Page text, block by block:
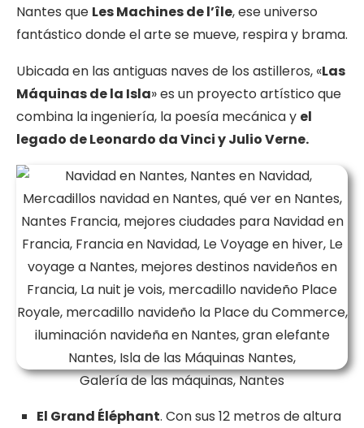
Nantes que Les Machines de l’île, ese universo
fantástico donde el arte se mueve, respira y brama.
Ubicada en las antiguas naves de los astilleros, «Las
Máquinas de la Isla» es un proyecto artístico que
combina la ingeniería, la poesía mecánica y el
legado de Leonardo da Vinci y Julio Verne.
Galería de las máquinas, Nantes
El Grand Éléphant. Con sus 12 metros de altura